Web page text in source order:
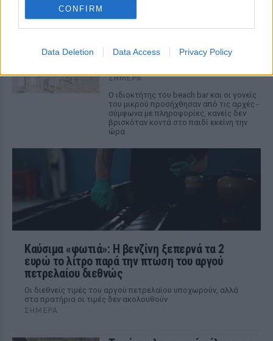
CONFIRM
Data Deletion Data Access Privacy Policy
Πάρο: 4χρονος έχασε τη ζωή
Βούτηξε ο μπάρμαν για να τον
ΣΉΜΕΡΑ
Ο ιδιοκτήτης του beach bar και οι γονείς
του μικρού προσήχθησαν από τις αρχές -
σύμφωνα με πληροφορίες, κανείς δεν
βρισκόταν κοντά στο παιδί εκείνη την
ώρα
Καύσιμα «φωτιά»: Η βενζίνη ξεπερνά τα 2
ευρώ το λίτρο παρά την πτώση του αργού
πετρελαίου διεθνώς
Οι διεθνείς τιμές του αργού πετρελαίου υποχωρούν, αλλά
στα πρατήρια οι τιμές δεν ακολουθούν
ΣΉΜΕΡΑ